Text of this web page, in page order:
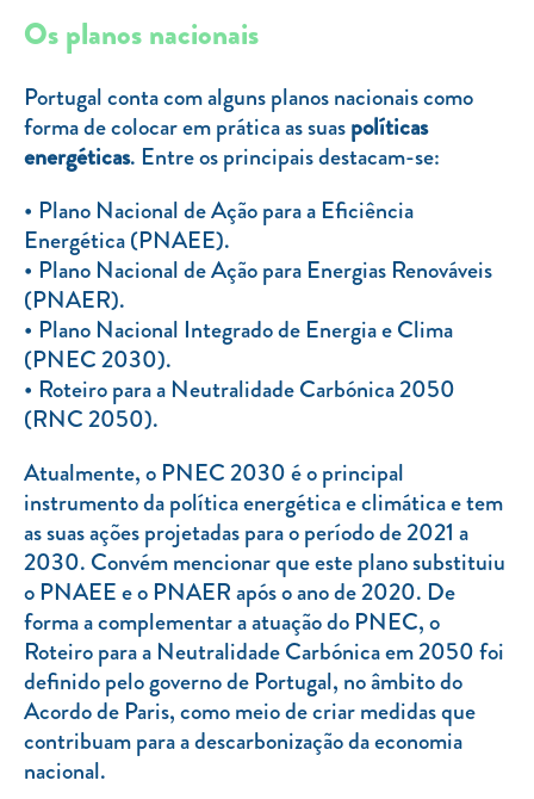
Livro de reclamações
Clientes com necessidades especiais
Clientes prioritários
Resolução alternativa de litígios
Os planos nacionais
Portugal conta com alguns planos nacionais como
forma de colocar em prática as suaspolíticas
energéticas. Entre os principais destacam-se:
Plano Nacional de Ação para a Eficiência
Energética (PNAEE).
Plano Nacional de Ação para Energias Renováveis
(PNAER).
Plano Nacional Integrado de Energia e Clima
(PNEC 2030).
Roteiro para a Neutralidade Carbónica 2050
(RNC 2050).
Atualmente, o PNEC 2030 é o principal
instrumento da política energética e climática e tem
as suas ações projetadas para o período de 2021 a
2030. Convém mencionar que este plano substituiu
o PNAEE e o PNAER após o ano de 2020. De
forma a complementar a atuação do PNEC, o
Roteiro para a Neutralidade Carbónica em 2050 foi
definido pelo governo de Portugal, no âmbito do
Acordo de Paris, como meio de criar medidas que
contribuam para a descarbonização da economia
nacional.